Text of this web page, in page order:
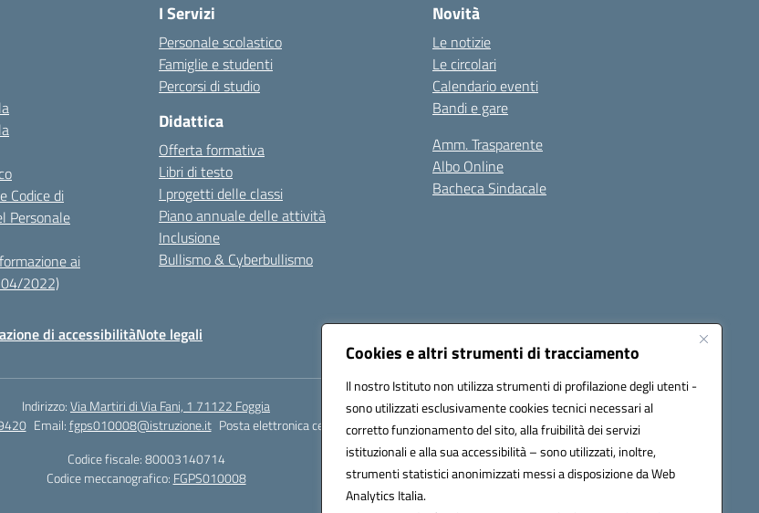
Cookies e altri strumenti di tracciamento
Il nostro Istituto non utilizza strumenti di profilazione degli utenti -
sono utilizzati esclusivamente cookies tecnici necessari al
corretto funzionamento del sito, alla fruibilità dei servizi
istituzionali e alla sua accessibilità – sono utilizzati, inoltre,
strumenti statistici anonimizzati messi a disposizione da Web
Analytics Italia.
Codice di
Personale
ai
2022)
I Servizi
Personale scolastico
Famiglie e studenti
Percorsi di studio
Didattica
Offerta formativa
Libri di testo
I progetti delle classi
Piano annuale delle attività
Inclusione
Bullismo & Cyberbullismo
Novità
Le notizie
Le circolari
Calendario eventi
Bandi e gare
Amm. Trasparente
Albo Online
Bacheca Sindacale
di accessibilitàNote legali Seguici su:
Indirizzo:Via Martiri di Via Fani, 1 71122 Foggia
Email:fgps010008@istruzione.it Posta elettronica certificata (PEC):fgps010008@pec.istruzione.it
Codice fiscale: 80003140714
Codice meccanografico: FGPS010008